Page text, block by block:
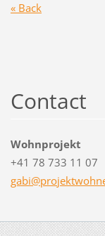
« Back
Contact
Wohnprojekt
+41 78 733 11 07
gabi@projektwohn